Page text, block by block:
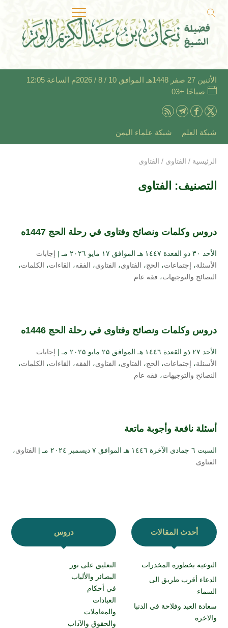
الأثنين 27 صفر 1448هـ الموافق 10 / 8 / 2026م الساعة 12:05
صباحًا +03
شبكة العلم شبكة علماء اليمن
الرئيسية / الفتاوى / الفتاوى
التصنيف: الفتاوى
دروس وكلمات ونصائح وفتاوى في رحلة الحج 1447ه
الأحد ۳۰ ذو القعدة ۱٤٤۷ هـ الموافق ۱۷ مايو ۲۰۲٦ مـ |
إجابات
الأسئلة، إجتماعات، الحج، الفتاوى، الفتاوى، الفقه، القاءات، الكلمات،
النصائح والتوجيهات، فقه عام
دروس وكلمات ونصائح وفتاوى في رحلة الحج 1446ه
الأحد ۲۷ ذو القعدة ۱٤٤٦ هـ الموافق ۲۵ مايو ۲۰۲۵ مـ |
إجابات
الأسئلة، إجتماعات، الحج، الفتاوى، الفتاوى، الفقه، القاءات، الكلمات،
النصائح والتوجيهات، فقه عام
أسئلة نافعة وأجوبة ماتعة
السبت ٦ جمادى الآخرة ۱٤٤٦ هـ الموافق ۷ ديسمبر ۲۰۲٤ مـ | الفتاوى،
الفتاوى
أحدث المقالات
التوعية بخطورة المخدرات
الدعاء أقرب طريق الى
السماء
سعادة العبد وفلاحة في الدنبا
والاخرة
دروس
التعليق على نور
البصائر والألباب
في أحكام
العبادات
والمعاملات
والحقوق والآداب